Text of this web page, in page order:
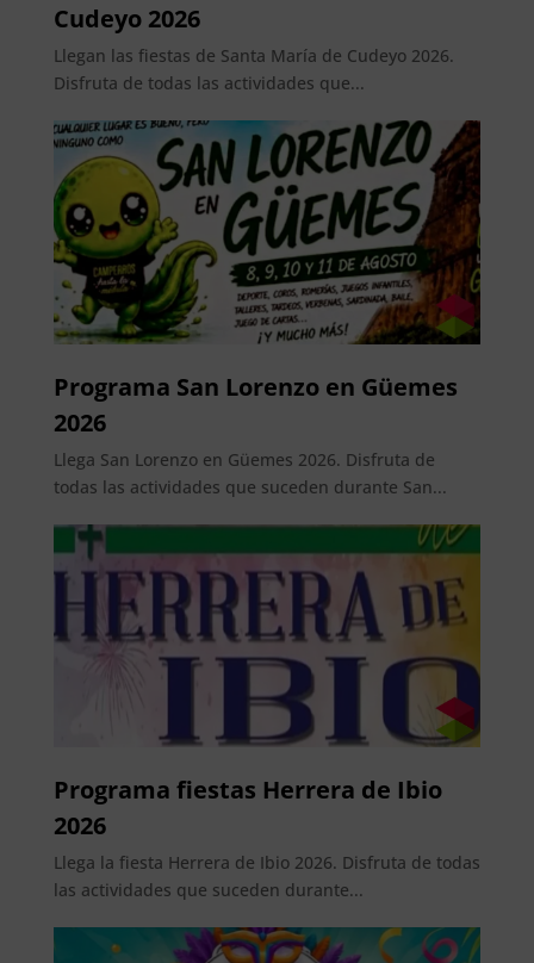
Cudeyo 2026
Llegan las fiestas de Santa María de Cudeyo 2026.
Disfruta de todas las actividades que...
Programa San Lorenzo en Güemes
2026
Llega San Lorenzo en Güemes 2026. Disfruta de
todas las actividades que suceden durante San...
Programa fiestas Herrera de Ibio
2026
Llega la fiesta Herrera de Ibio 2026. Disfruta de todas
las actividades que suceden durante...